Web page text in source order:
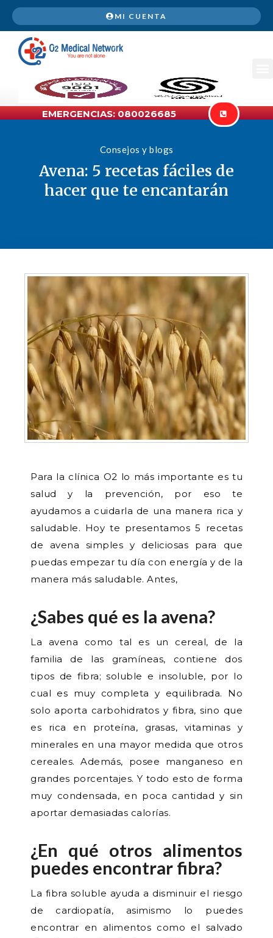
MI CUENTA
EMERGENCIAS: 080026685
Consejos y blogs
Avena: 5 recetas fáciles de
hacer que te encantarán
Para la clínica O2 lo más importante es tu
salud y la prevención, por eso te
ayudamos a cuidarla de una manera rica y
saludable. Hoy te presentamos 5 recetas
de avena simples y deliciosas para que
puedas empezar tu día con energía y de la
manera más saludable. Antes,
¿Sabes qué es la avena?
La avena como tal es un cereal, de la
familia de las gramíneas, contiene dos
tipos de fibra; soluble e insoluble, por lo
cual es muy completa y equilibrada. No
solo aporta carbohidratos y fibra, sino que
es rica en proteína, grasas, vitaminas y
minerales en una mayor medida que otros
cereales. Además, posee manganeso en
grandes porcentajes. Y todo esto de forma
muy condensada, en poca cantidad y sin
aportar demasiadas calorías.
¿En qué otros alimentos
puedes encontrar fibra?
La fibra soluble ayuda a disminuir el riesgo
de cardiopatía, asimismo lo puedes
encontrar en alimentos como el salvado